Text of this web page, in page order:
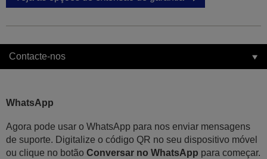
Contacte-nos
WhatsApp
Agora pode usar o WhatsApp para nos enviar mensagens
de suporte. Digitalize o código QR no seu dispositivo móvel
ou clique no botão Conversar no WhatsApp para começar.